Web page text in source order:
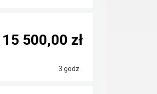
3 godz.
15 500,00 zł